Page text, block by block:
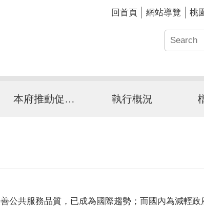
回首頁 網站導覽 桃
本府推動促參介紹 執行概況
公共服務品質，已成為國際趨勢；而國內為減輕